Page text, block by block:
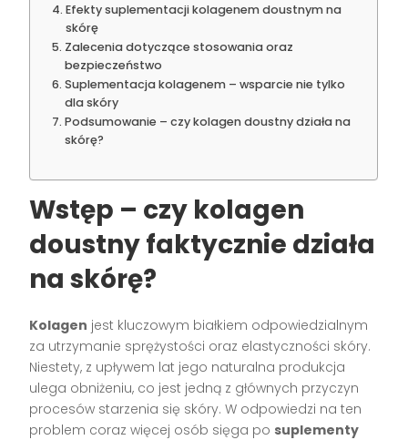
Efekty suplementacji kolagenem doustnym na
skórę
Zalecenia dotyczące stosowania oraz
bezpieczeństwo
Suplementacja kolagenem – wsparcie nie tylko
dla skóry
Podsumowanie – czy kolagen doustny działa na
skórę?
Wstęp – czy kolagen
doustny faktycznie działa
na skórę?
Kolagen jest kluczowym białkiem odpowiedzialnym
za utrzymanie sprężystości oraz elastyczności skóry.
Niestety, z upływem lat jego naturalna produkcja
ulega obniżeniu, co jest jedną z głównych przyczyn
procesów starzenia się skóry. W odpowiedzi na ten
problem coraz więcej osób sięga po suplementy